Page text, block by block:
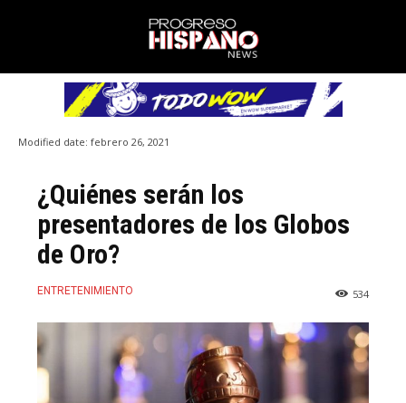
Modified date: febrero 26, 2021
¿Quiénes serán los
presentadores de los Globos
de Oro?
ENTRETENIMIENTO 534